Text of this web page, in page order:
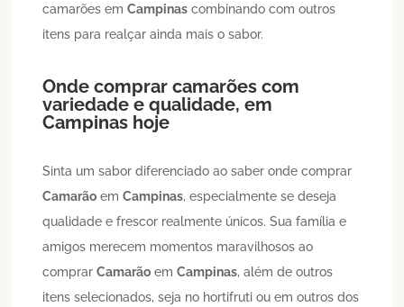
camarões emCampinas combinando com outros
itens para realçar ainda mais o sabor.
Onde comprar camarões com
variedade e qualidade, em
Campinas hoje
Sinta um sabor diferenciado ao saber onde comprar
Camarão emCampinas, especialmente se deseja
qualidade e frescor realmente únicos. Sua família e
amigos merecem momentos maravilhosos ao
comprarCamarão emCampinas, além de outros
itens selecionados, seja no hortifruti ou em outros dos